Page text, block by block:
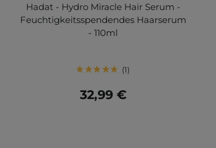
Hadat - Hydro Miracle Hair Serum -
Feuchtigkeitsspendendes Haarserum
- 110ml
1
32,99 €